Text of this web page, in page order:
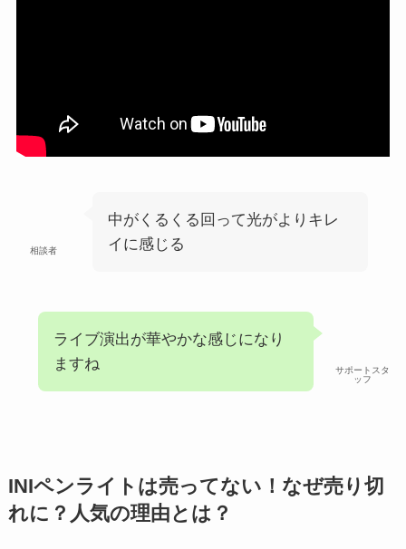
相談者
中がくるくる回って光がよりキレ
イに感じる
サポートスタ
ッフ
ライブ演出が華やかな感じになり
ますね
INIペンライトは売ってない！なぜ売り切
れに？人気の理由とは？